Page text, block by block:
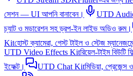
সেশন — UI আপনি বানাবেন।
UTD
চ্যাট ও মডারেশন সহ ড্রপ-ইন লাইভ অডিও রুম।
Kitহোস্ট ক্যামেরা, গেস্ট টাইল ও স্টেজ
UTD Video Effects Kitরিয়েল-টাইম বিউটি
ইফেক্ট।
UTD Chat Kitমিডিয়া,